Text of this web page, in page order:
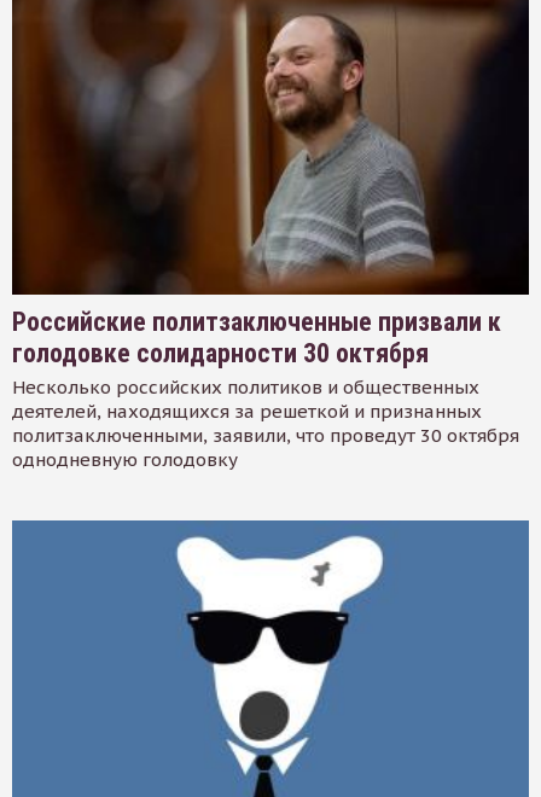
Российские политзаключенные призвали к
голодовке солидарности 30 октября
Несколько российских политиков и общественных
деятелей, находящихся за решеткой и признанных
политзаключенными, заявили, что проведут 30 октября
однодневную голодовку